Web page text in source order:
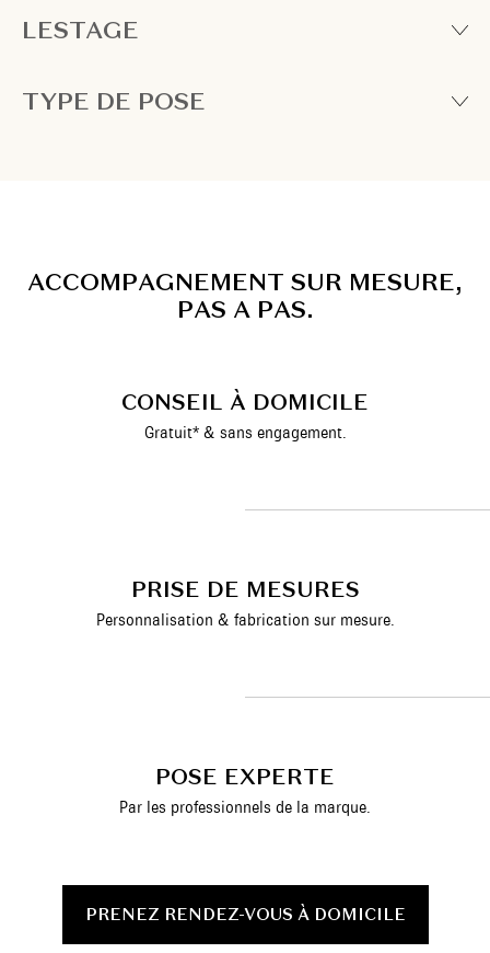
LESTAGE
TYPE DE POSE
ACCOMPAGNEMENT SUR MESURE,
PAS A PAS.
CONSEIL À DOMICILE
Gratuit* & sans engagement.
PRISE DE MESURES
Personnalisation & fabrication sur mesure.
POSE EXPERTE
Par les professionnels de la marque.
PRENEZ RENDEZ-VOUS À DOMICILE